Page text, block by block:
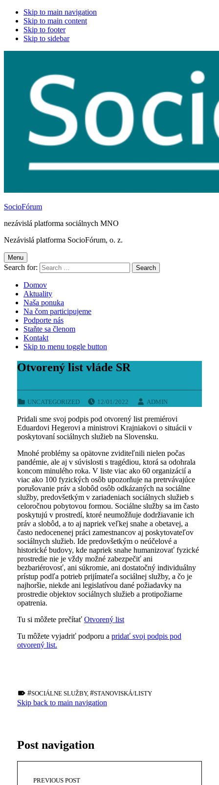
Skip to main navigation
Skip to main content
Skip to footer
Skip to sidebar
SocioFórum
nezávislá platforma sociálnych MNO
Nezávislá platforma SocioFórum, o. z.
Menu
Search for:
Domov
Aktuality
Naša ponuka
Na čom participujeme
Podporte nás
Staňte sa členom
Kontakt
Skip to menu toggle button
Otvorený list vláde SR
CATEGORIZED IN:
UNCATEGORIZED
POSTED ON:
12/01/2022
WRITTEN BY:
ADMIN
Pridali sme svoj podpis pod otvorený list premiérovi
Eduardovi Hegerovi a ministrovi Krajniakovi o situácii v
poskytovaní sociálnych služieb na Slovensku.
Mnohé problémy sa opätovne zviditeľnili nielen počas
pandémie, ale aj v súvislosti s tragédiou, ktorá sa odohrala
koncom minulého roka. V liste viac ako 60 organizácií a
viac ako 100 fyzických osôb upozorňuje na pretrvávajúce
porušovanie práv a slobôd osôb odkázaných na sociálne
služby, predovšetkým v zariadeniach sociálnych služieb s
celoročnou pobytovou formou. Sociálne služby sa im často
poskytujú v prostredí, ktoré neumožňuje dodržiavanie ich
práv a slobôd, a to aj napriek veľkej snahe a obetavej, a
často nedocenenej práci zamestnancov aj poskytovateľov
sociálnych služieb. Ide predovšetkým o neúčelové a
historické budovy, kde napriek snahe humanizovať fyzické
prostredie nie je vždy možné zabezpečiť ani
bezbariérovosť, ani súkromie, ani dostatočný individuálny
prístup podľa potrieb prijímateľa sociálnej služby, a čo je
najhoršie, niekde ani legislatívou dané požiadavky na
prostredie objektov sociálnych služieb a protipožiarne
opatrenia.
Tu si môžete prečítať Otvorený list
Tu môžete vyjadriť podporu a pridať svoj podpis pod
otvorený list.
TAGGED AS:
SOCIÁLNE SLUŽBY, STANOVISKÁ/LISTY
Skip back to main navigation
Post navigation
PREVIOUS POST